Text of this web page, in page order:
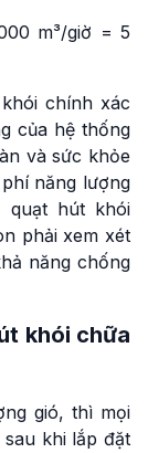
m³/giờ = 5
chính xác
của hệ thống
và sức khỏe
năng lượng
quạt hút khói
phải xem xét
năng chống
khói chữa
gió, thì mọi
khi lắp đặt